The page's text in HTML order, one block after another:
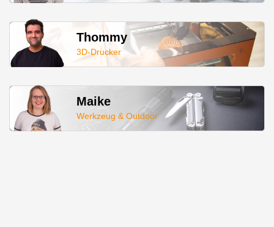
Thommy
3D-Drucker
Maike
Werkzeug & Outdoor